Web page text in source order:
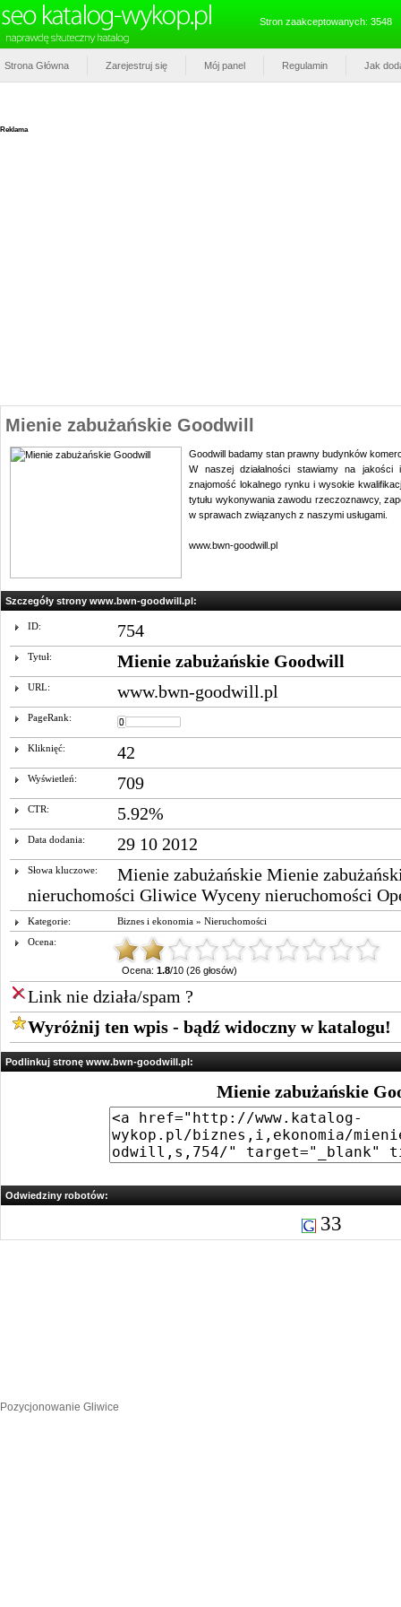
Stron zaakceptowanych: 3548
Strona Główna Zarejestruj się Mój panel Regulamin Jak
Reklama
Mienie zabużańskie Goodwill
Goodwill badamy stan prawny budynków
W naszej działalności stawiamy na jakości
znajomość lokalnego rynku i wysokie
tytułu wykonywania zawodu rzeczoznawcy,
w sprawach związanych z naszymi usługami.
www.bwn-goodwill.pl
Szczegóły strony www.bwn-goodwill.pl:
ID: 754
Tytuł: Mienie zabużańskie Goodwill
URL: www.bwn-goodwill.pl
PageRank:
Kliknięć: 42
Wyświetleń: 709
CTR: 5.92%
Data dodania: 29 10 2012
Słowa kluczowe:
Mienie zabużańskie Mienie
nieruchomości Gliwice Wyceny nieruchomości
Kategorie: Biznes i ekonomia » Nieruchomości
Ocena:
Ocena: 1.8/10 (26 głosów)
Link nie działa/spam ?
Wyróżnij ten wpis - bądź widoczny w katalogu!
Podlinkuj stronę www.bwn-goodwill.pl:
Mienie zabużańskie
Odwiedziny robotów:
33
Pozycjonowanie Gliwice